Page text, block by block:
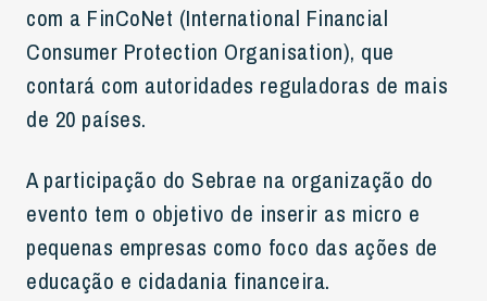
com a FinCoNet (International Financial
Consumer Protection Organisation), que
contará com autoridades reguladoras de mais
de 20 países.
A participação do Sebrae na organização do
evento tem o objetivo de inserir as micro e
pequenas empresas como foco das ações de
educação e cidadania financeira.